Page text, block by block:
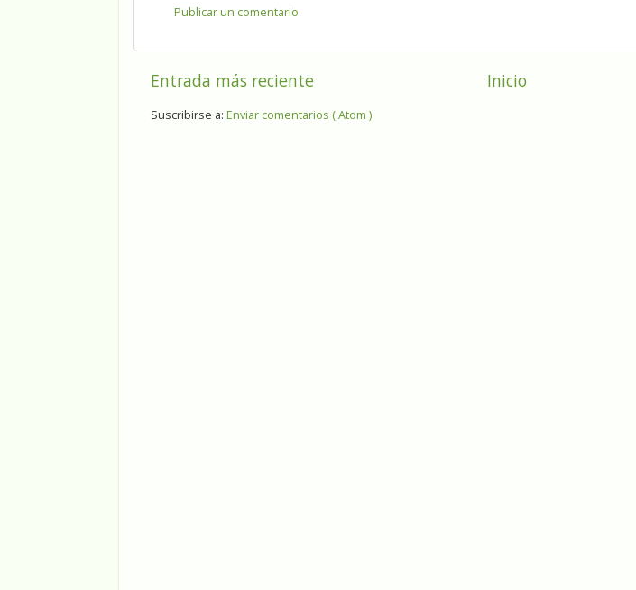
Publicar un comentario
Entrada más reciente Inicio
Suscribirse a: Enviar comentarios ( Atom )